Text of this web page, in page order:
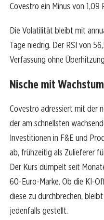
Covestro ein Minus von 1,09
Die Volatilität bleibt mit
Tage niedrig. Der RSI von
Verfassung ohne
Nische mit
Covestro adressiert mit der
der am schnellsten
Investitionen in F&E und
ab, frühzeitig als Zulieferer
Der Kurs dümpelt seit
60-Euro-Marke. Ob die KI-
diese zu durchbrechen,
jedenfalls gestellt.